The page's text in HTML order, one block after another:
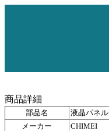
商品詳細
部品名
液晶パネル
メーカー
CHIMEI